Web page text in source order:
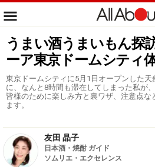
うまい酒うまいもん
ーア東京ドームシティ
東京ドームシティに5月1日オープンした天
に、なんと8時間も滞在してしまった私が
皆様のために楽しみ方と裏ワザ、注意点な
ます。
友田 晶子
日本酒・焼酎 ガイド
ソムリエ・エクセレンス